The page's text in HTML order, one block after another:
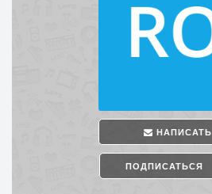
НАПИСАТЬ
ПОДПИСАТЬСЯ